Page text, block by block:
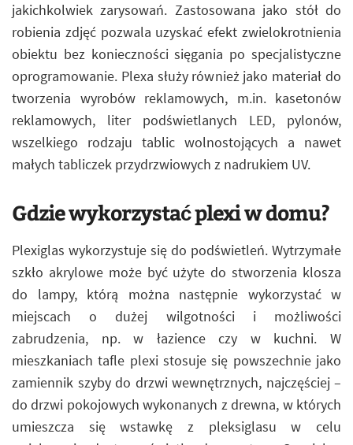
jakichkolwiek zarysowań. Zastosowana jako stół do
robienia zdjęć pozwala uzyskać efekt zwielokrotnienia
obiektu bez konieczności sięgania po specjalistyczne
oprogramowanie. Plexa służy również jako materiał do
tworzenia wyrobów reklamowych, m.in. kasetonów
reklamowych, liter podświetlanych LED, pylonów,
wszelkiego rodzaju tablic wolnostojących a nawet
małych tabliczek przydrzwiowych z nadrukiem UV.
Gdzie wykorzystać plexi w domu?
Plexiglas wykorzystuje się do podświetleń. Wytrzymałe
szkło akrylowe może być użyte do stworzenia klosza
do lampy, którą można następnie wykorzystać w
miejscach o dużej wilgotności i możliwości
zabrudzenia, np. w łazience czy w kuchni. W
mieszkaniach tafle plexi stosuje się powszechnie jako
zamiennik szyby do drzwi wewnętrznych, najczęściej –
do drzwi pokojowych wykonanych z drewna, w których
umieszcza się wstawkę z pleksiglasu w celu